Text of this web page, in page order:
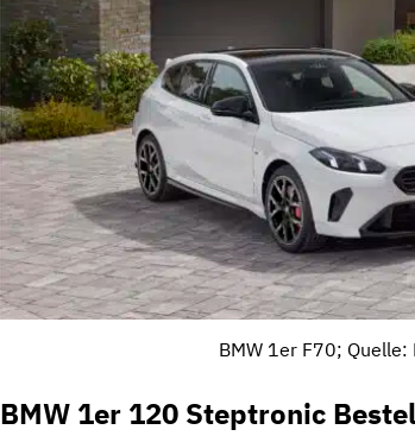
BMW 1er F70;
BMW 1er 120 Steptronic